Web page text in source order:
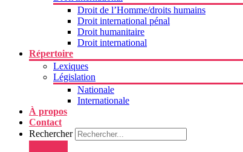
Droit de l’Homme/droits humains
Droit international pénal
Droit humanitaire
Droit international
Répertoire
Lexiques
Législation
Nationale
Internationale
À propos
Contact
Rechercher